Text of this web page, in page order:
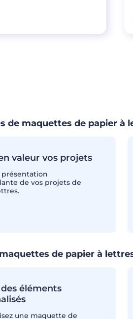
de maquettes de papier à
valeur vos projets
présentation
de vos projets de
de papier à
éléments
une maquette de